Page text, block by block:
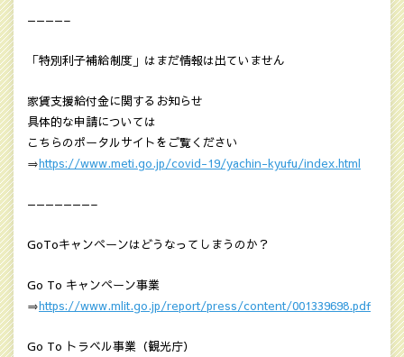
————–
「特別利子補給制度」はまだ情報は出ていません
家賃支援給付金に関するお知らせ
具体的な申請については
こちらのポータルサイトをご覧ください
⇒https://www.meti.go.jp/covid-19/yachin-kyufu/index.html
———————–
GoToキャンペーンはどうなってしまうのか？
Go To キャンペーン事業
⇒https://www.mlit.go.jp/report/press/content/001339698.pdf
Go To トラベル事業（観光庁）